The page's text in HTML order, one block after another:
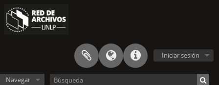
Iniciar sesión
Navegar